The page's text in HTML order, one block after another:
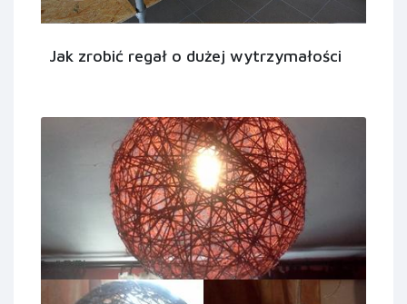
Jak zrobić regał o dużej wytrzymałości